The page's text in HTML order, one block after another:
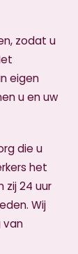
zodat u
eigen
u en uw
die u
het
zij 24 uur
Wij
van